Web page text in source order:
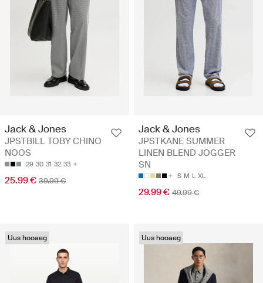
Jack & Jones
JPSTBILL TOBY CHINO
NOOS
29 30 31 32 33
25.99 € 39.99 €
Jack & Jones
JPSTKANE SUMMER
LINEN BLEND JOGGER
SN
S M L XL
29.99 € 49.99 €
Uus hooaeg Uus hooaeg